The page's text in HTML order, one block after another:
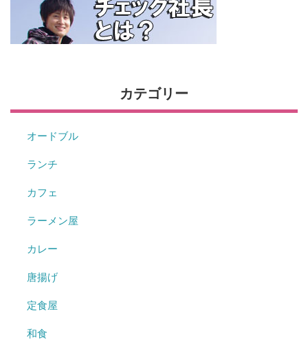
カテゴリー
オードブル
ランチ
カフェ
ラーメン屋
カレー
唐揚げ
定食屋
和食